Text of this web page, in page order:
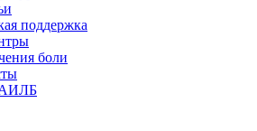
поддержка
боли
АИЛБ